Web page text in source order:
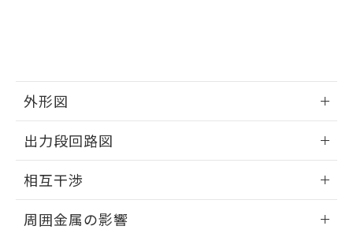
外形図
外形図
出力段回路図
出力段回路図
相互干渉
周囲金属の影響
指します。
51物質の非含有証明書（当社基準）
※本証明書は発行日時点で非含有を証明す
ものではありません。
また、RoHS指令のフタル酸エステル類４
物質の対応では、対応完了までの期間は出
荷製品に未対応品が混在することから備考
欄に対応日を記載しておりました。
既に当社にて対応品への在庫切替を完了